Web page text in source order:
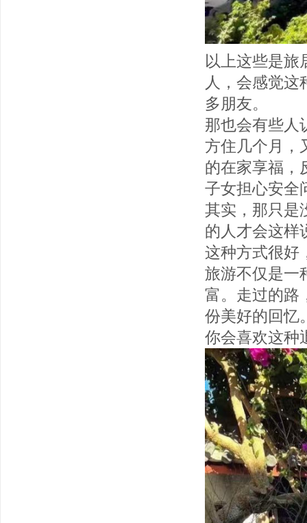
以上这些是旅
人，会感觉这
多朋友。
那也会有些人
方住几个月，
的在家享福，
子女担心安全
其实，那只是
的人才会这样
这种方式很好
旅游不仅是一
富。走过的路
份美好的回忆
你会喜欢这种